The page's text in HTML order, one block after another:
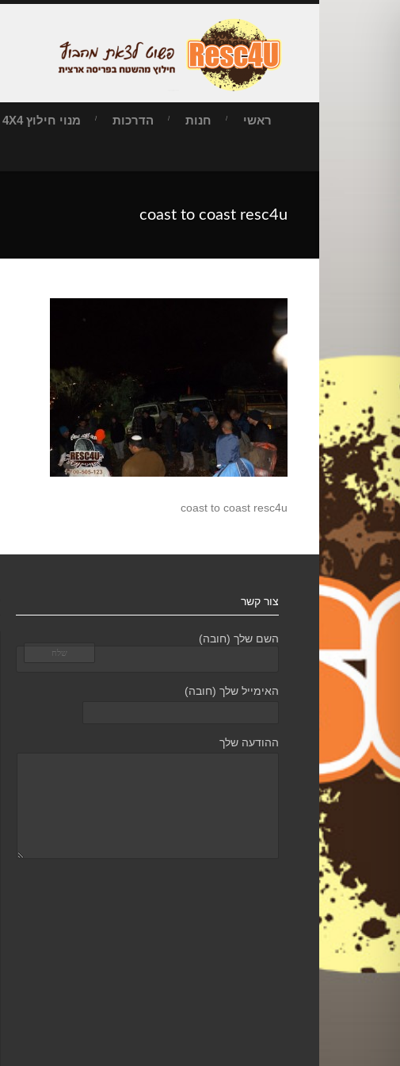
ראשי חנות הדרכות מנוי חילוץ 4X4
coast to coast resc4u
coast to coast resc4u
צור קשר
השם שלך (חובה)
האימייל שלך (חובה)
ההודעה שלך